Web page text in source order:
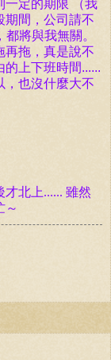
一定的期限 （我
期間，公司請不
將與我無關。
再拖，真是說不
上下班時間......
，也沒什麼大不
北上...... 雖然
～